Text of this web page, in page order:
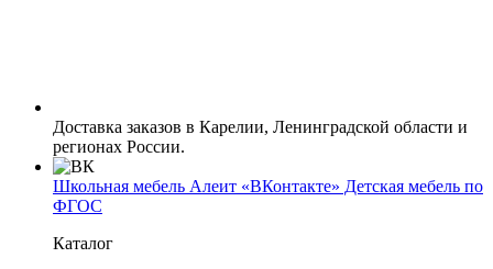
Доставка заказов в Карелии, Ленинградской области и
регионах России.
Школьная мебель Алеит «ВКонтакте» Детская мебель по
ФГОС
Каталог